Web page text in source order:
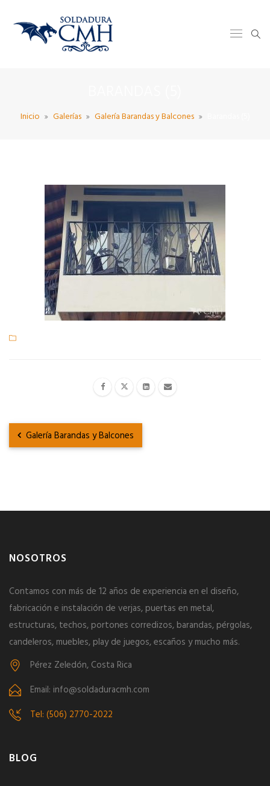
Inicio Galerías Galería Barandas y Balcones
Galería Barandas y Balcones
NOSOTROS
Contamos con más de 12 años de experiencia en el diseño,
fabricación e instalación de verjas, puertas en metal,
estructuras, techos, portones corredizos, barandas, pérgolas,
candeleros, muebles, play de juegos, escaños y mucho más.
Pérez Zeledón, Costa Rica
Email: info@soldaduracmh.com
Tel: (506) 2770-2022
BLOG